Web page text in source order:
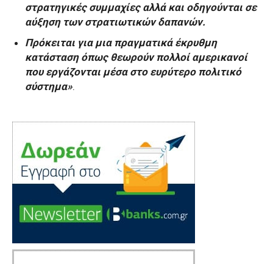
στρατηγικές συμμαχίες αλλά και οδηγούνται σε
αύξηση των στρατιωτικών δαπανών.
Πρόκειται για μια πραγματικά έκρυθμη
κατάσταση όπως θεωρούν πολλοί αμερικανοί
που εργάζονται μέσα στο ευρύτερο πολιτικό
σύστημα».